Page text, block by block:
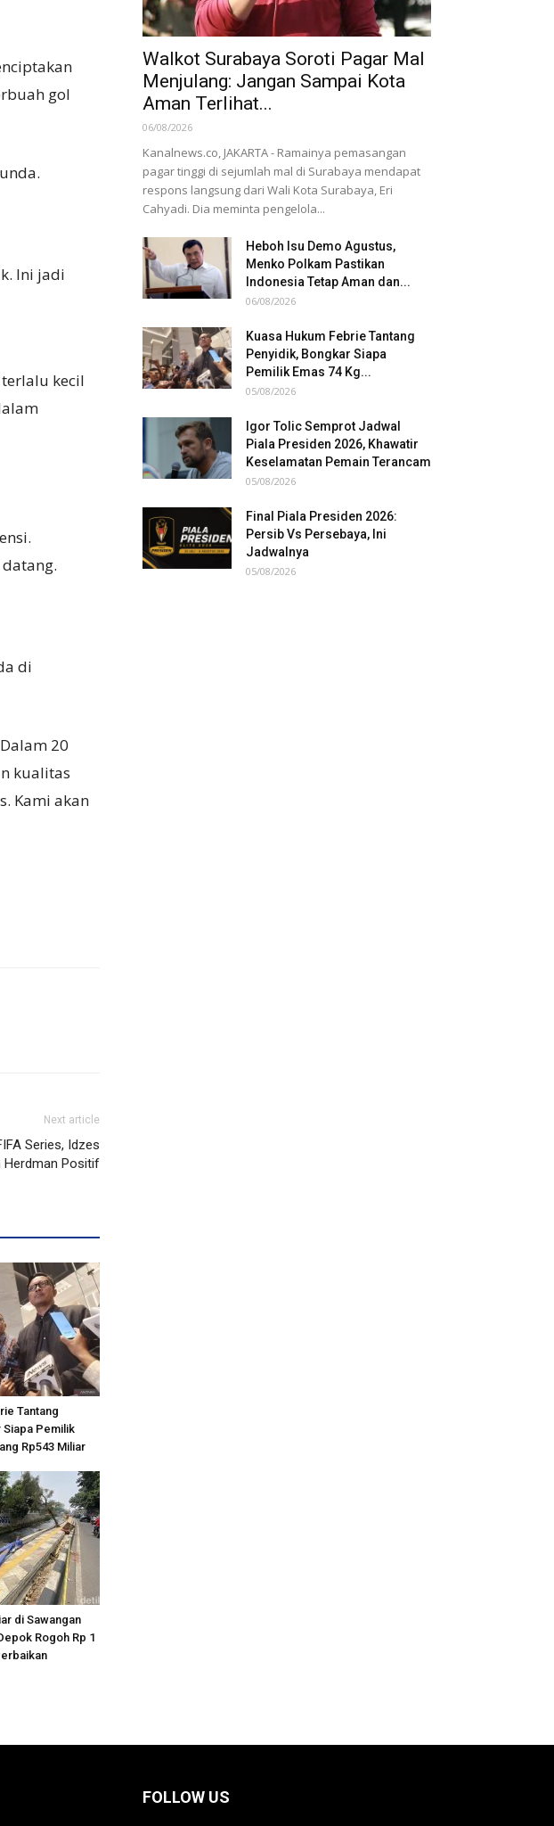
gol
Ini jadi
kecil
di
20
kualitas
Kami akan
Next article
Series, Idzes
Herdman Positif
Tantang
Siapa Pemilik
Rp543 Miliar
di Sawangan
Rogoh Rp 1
Walkot Surabaya Soroti Pagar Mal
Menjulang: Jangan Sampai Kota
Aman Terlihat...
06/08/2026
Kanalnews.co, JAKARTA - Ramainya pemasangan
pagar tinggi di sejumlah mal di Surabaya mendapat
respons langsung dari Wali Kota Surabaya, Eri
Cahyadi. Dia meminta pengelola...
Heboh Isu Demo Agustus,
Menko Polkam Pastikan
Indonesia Tetap Aman dan...
06/08/2026
Kuasa Hukum Febrie Tantang
Penyidik, Bongkar Siapa
Pemilik Emas 74 Kg...
05/08/2026
Igor Tolic Semprot Jadwal
Piala Presiden 2026, Khawatir
Keselamatan Pemain Terancam
05/08/2026
Final Piala Presiden 2026:
Persib Vs Persebaya, Ini
Jadwalnya
05/08/2026
FOLLOW US